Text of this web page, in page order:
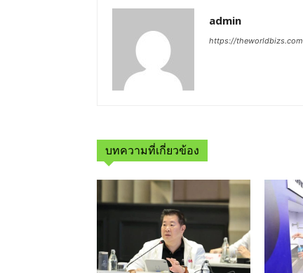
admin
https://theworldbizs.com
บทความที่เกี่ยวข้อง